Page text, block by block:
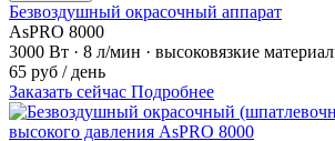
Безвоздушный окрасочный аппарат
AsPRO 8000
3000 Вт · 8 л/мин · высоковязкие
65 руб / день
Заказать сейчас Подробнее